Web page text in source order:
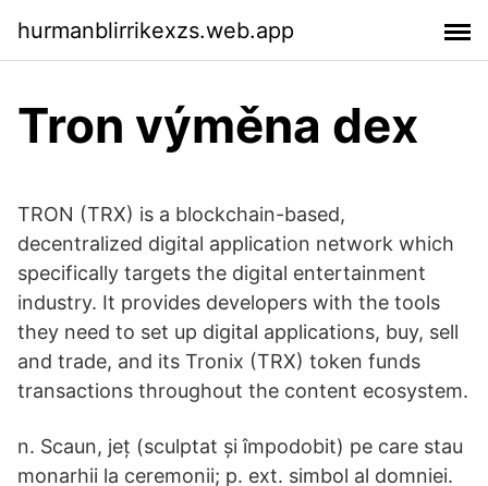
hurmanblirrikexzs.web.app
Tron výměna dex
TRON (TRX) is a blockchain-based,
decentralized digital application network which
specifically targets the digital entertainment
industry. It provides developers with the tools
they need to set up digital applications, buy, sell
and trade, and its Tronix (TRX) token funds
transactions throughout the content ecosystem.
n. Scaun, jeț (sculptat și împodobit) pe care stau
monarhii la ceremonii; p. ext. simbol al domniei.